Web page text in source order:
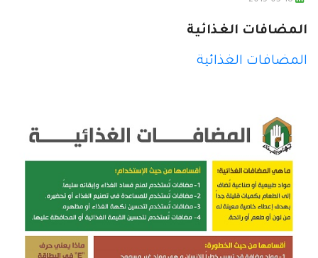
المضافات الغذائية
المضافات الغذائية